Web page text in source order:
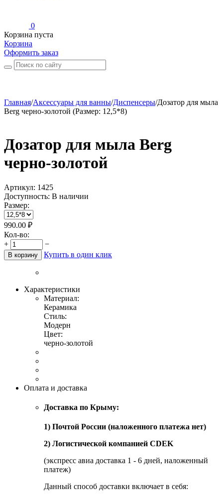
0
Корзина пуста
Корзина
Оформить заказ
Главная/Аксессуары для ванны/Диспенсеры/Дозатор для мыла
Berg черно-золотой (Размер: 12,5*8)
Дозатор для мыла Berg
черно-золотой
Артикул: 1425
Доступность: В наличии
Размер:
990.00 ₽
Кол-во:
+
−
В корзину Купить в один клик
Характеристики
Материал:
Керамика
Стиль:
Модерн
Цвет:
черно-золотой
Оплата и доставка
Доставка по Крыму:
1) Почтой России (наложенного платежа нет)
2) Логистической компанией CDEK
(экспресс авиа доставка 1 - 6 дней, наложенный
платеж)
Данный способ доставки включает в себя: